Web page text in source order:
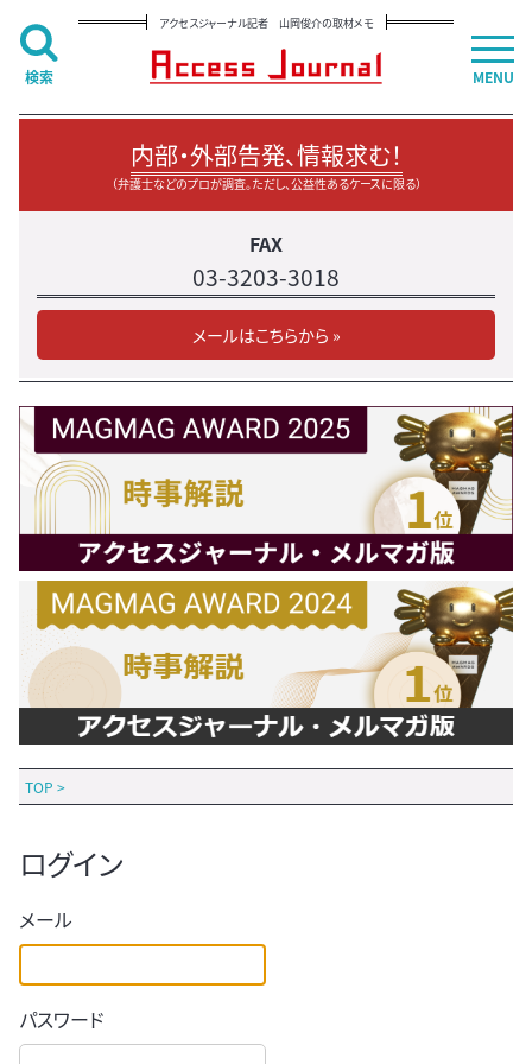
アクセスジャーナル記者 山岡俊介の取材メモ
内部・外部告発、情報求む！
（弁護士などのプロが調査。ただし、公益性あるケースに限る）
FAX
03-3203-3018
メールはこちらから »
TOP >
ログイン
メール
パスワード
MENU
検索